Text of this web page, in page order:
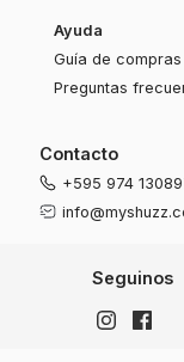
Ayuda
Guía de compras
Preguntas
Contacto
+595 974
Seguinos